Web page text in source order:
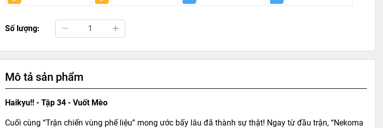
Số lượng:
Mô tả sản phẩm
Haikyu!! - Tập 34 - Vuốt Mèo
Cuối cùng “Trận chiến vùng phế liệu” mong ước bấy lâu đã thành sự thật! Ngay từ đầu trận, “Nekoma